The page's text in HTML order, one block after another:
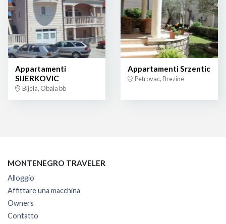
Appartamenti
SIJERKOVIC
Bijela, Obala bb
Appartamenti Srzentic
Petrovac, Brezine
MONTENEGRO TRAVELER
Alloggio
Affittare una macchina
Owners
Contatto